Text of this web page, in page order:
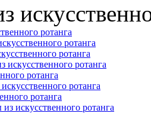
ротанга
ротанга
ротанга
ротанга
ротанга
ротанга
ротанга
искусственного ротанга